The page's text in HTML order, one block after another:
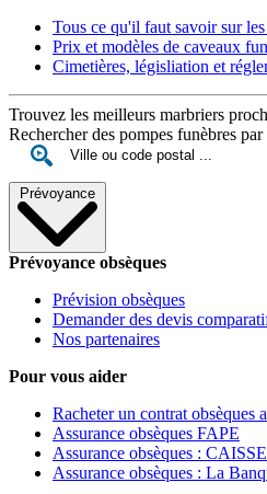
Tous ce qu'il faut savoir sur
Prix et modèles de caveaux
Cimetières, législiation et
Trouvez les meilleurs marbriers
Rechercher des pompes funèbres
Prévoyance
Prévoyance obsèques
Prévision obsèques
Demander des devis
Nos partenaires
Pour vous aider
Racheter un contrat obsèques
Assurance obsèques FAPE
Assurance obsèques :
Assurance obsèques : La